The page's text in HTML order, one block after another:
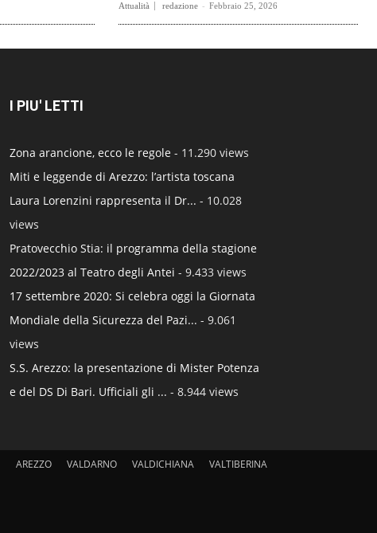
Attualità redazione - Febbraio 25, 2026
I PIU' LETTI
Zona arancione, ecco le regole - 11.290 views
Miti e leggende di Arezzo: l’artista toscana
Laura Lorenzini rappresenta il Dr... - 10.028
views
Pratovecchio Stia: il programma della stagione
2022/2023 al Teatro degli Antei - 9.433 views
17 settembre 2020: Si celebra oggi la Giornata
Mondiale della Sicurezza del Pazi... - 9.061
views
S.S. Arezzo: la presentazione di Mister Potenza
e del DS Di Bari. Ufficiali gli ... - 8.944 views
AREZZO VALDARNO VALDICHIANA VALTIBERINA